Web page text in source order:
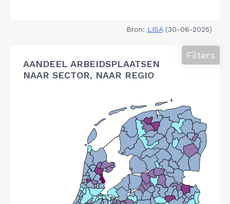
Bron: LISA(30-06-2025)
AANDEEL ARBEIDSPLAATSEN
NAAR SECTOR, NAAR REGIO
Filters